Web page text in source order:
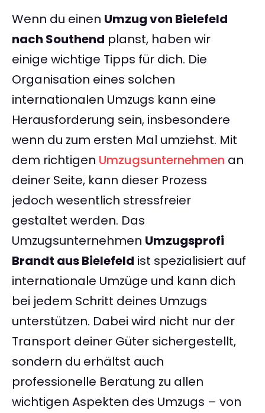
Wenn du einen Umzug von Bielefeld
nach Southend planst, haben wir
einige wichtige Tipps für dich. Die
Organisation eines solchen
internationalen Umzugs kann eine
Herausforderung sein, insbesondere
wenn du zum ersten Mal umziehst. Mit
dem richtigen Umzugsunternehmen an
deiner Seite, kann dieser Prozess
jedoch wesentlich stressfreier
gestaltet werden. Das
Umzugsunternehmen Umzugsprofi
Brandt aus Bielefeld ist spezialisiert auf
internationale Umzüge und kann dich
bei jedem Schritt deines Umzugs
unterstützen. Dabei wird nicht nur der
Transport deiner Güter sichergestellt,
sondern du erhältst auch
professionelle Beratung zu allen
wichtigen Aspekten des Umzugs – von